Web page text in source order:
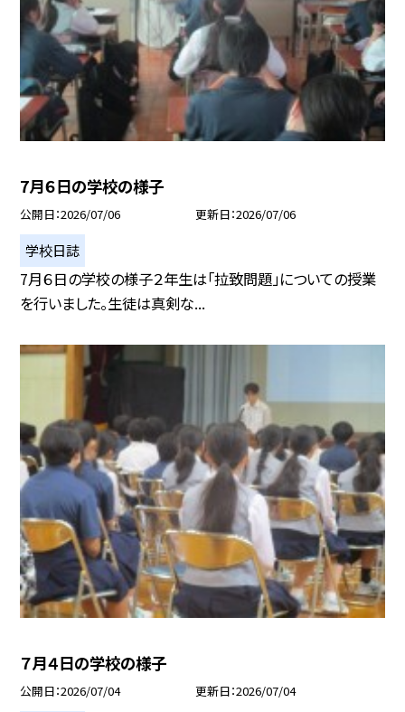
7月６日の学校の様子
公開日 2026/07/06 更新日 2026/07/06
学校日誌
7月６日の学校の様子２年生は「拉致問題」についての授業
を行いました。生徒は真剣な...
７月４日の学校の様子
公開日 2026/07/04 更新日 2026/07/04